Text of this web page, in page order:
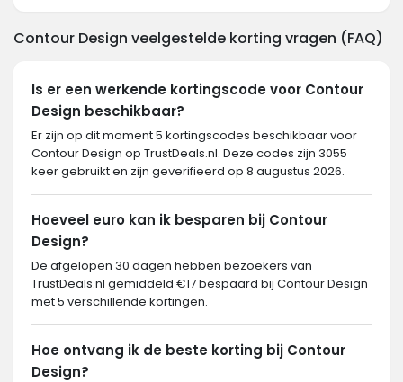
Contour Design veelgestelde korting vragen (FAQ)
Is er een werkende kortingscode voor Contour
Design beschikbaar?
Er zijn op dit moment 5 kortingscodes beschikbaar voor
Contour Design op TrustDeals.nl. Deze codes zijn 3055
keer gebruikt en zijn geverifieerd op 8 augustus 2026.
Hoeveel euro kan ik besparen bij Contour
Design?
De afgelopen 30 dagen hebben bezoekers van
TrustDeals.nl gemiddeld €17 bespaard bij Contour Design
met 5 verschillende kortingen.
Hoe ontvang ik de beste korting bij Contour
Design?